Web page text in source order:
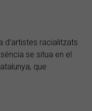
d’artistes racialitzats
se situa en el
que